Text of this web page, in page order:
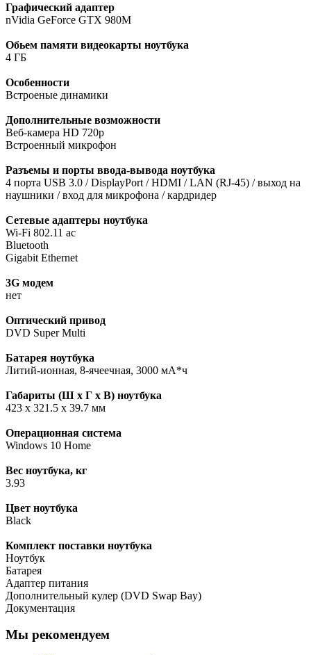
Графический адаптер
nVidia GeForce GTX 980M
Обьем памяти видеокарты ноутбука
4 ГБ
Особенности
Встроеные динамики
Дополнительные возможности
Веб-камера HD 720p
Встроенный микрофон
Разъемы и порты ввода-вывода ноутбука
4 порта USB 3.0 / DisplayPort / HDMI / LAN (RJ-45) / выход на
наушники / вход для микрофона / кардридер
Сетевые адаптеры ноутбука
Wi-Fi 802.11 aс
Bluetooth
Gigabit Ethernet
3G модем
нет
Оптический привод
DVD Super Multi
Батарея ноутбука
Литий-ионная, 8-ячеечная, 3000 мА*ч
Габариты (Ш х Г х В) ноутбука
423 x 321.5 x 39.7 мм
Операционная система
Windows 10 Home
Вес ноутбука, кг
3.93
Цвет ноутбука
Black
Комплект поставки ноутбука
Ноутбук
Батарея
Адаптер питания
Дополнительный кулер (DVD Swap Bay)
Документация
Мы рекомендуем